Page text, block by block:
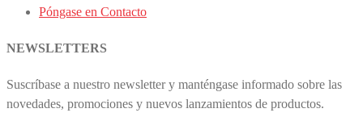
Póngase en Contacto
NEWSLETTERS
Suscríbase a nuestro newsletter y manténgase informado sobre las
novedades, promociones y nuevos lanzamientos de productos.